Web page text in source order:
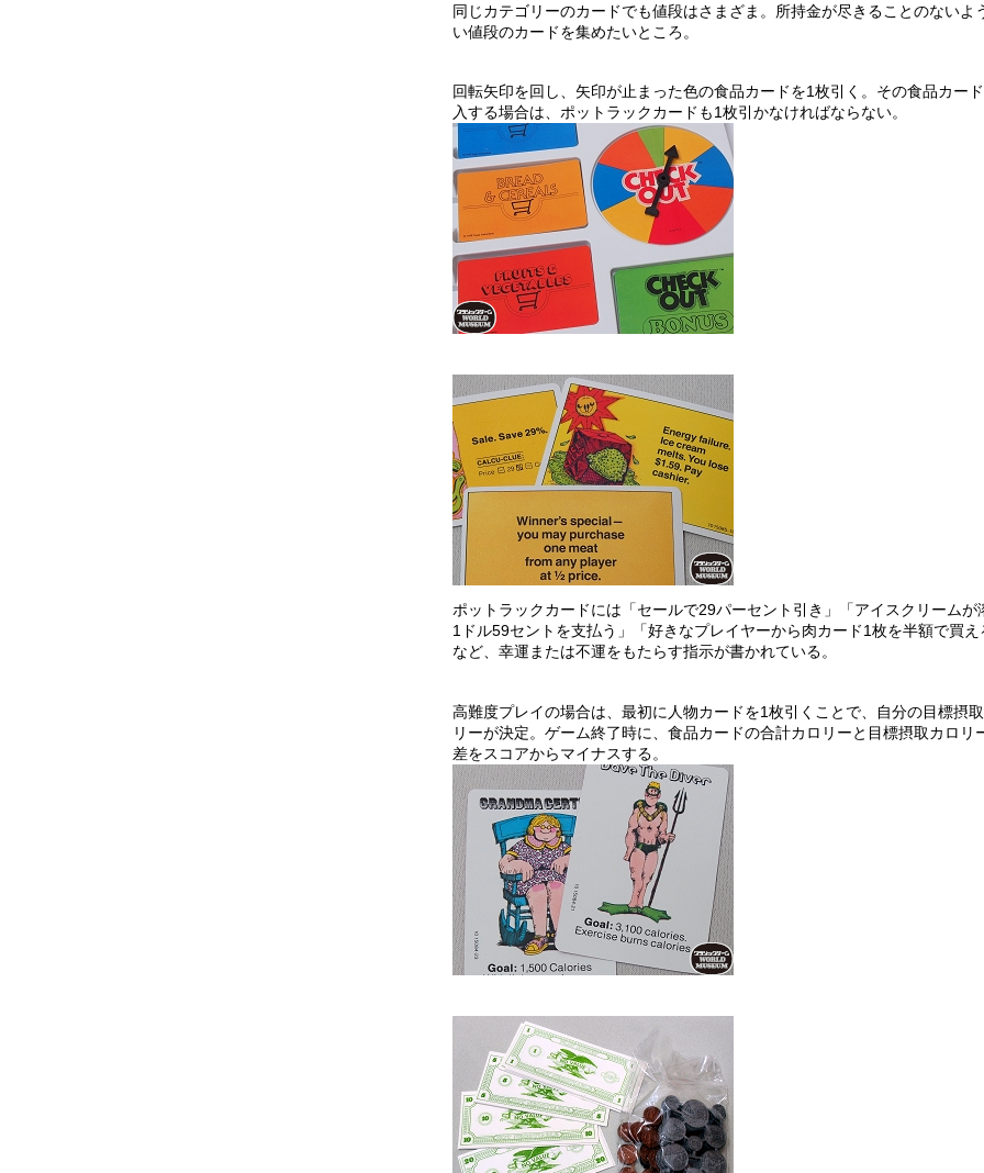
同じカテゴリーのカードでも値段はさまざま。所持金が尽きることのないよ
い値段のカードを集めたいところ。
回転矢印を回し、矢印が止まった色の食品カードを1枚引く。その食品カー
入する場合は、ポットラックカードも1枚引かなければならない。
ポットラックカードには「セールで29パーセント引き」「アイスクリームが
1ドル59セントを支払う」「好きなプレイヤーから肉カード1枚を半額で買え
など、幸運または不運をもたらす指示が書かれている。
高難度プレイの場合は、最初に人物カードを1枚引くことで、自分の目標摂
リーが決定。ゲーム終了時に、食品カードの合計カロリーと目標摂取カロリ
差をスコアからマイナスする。